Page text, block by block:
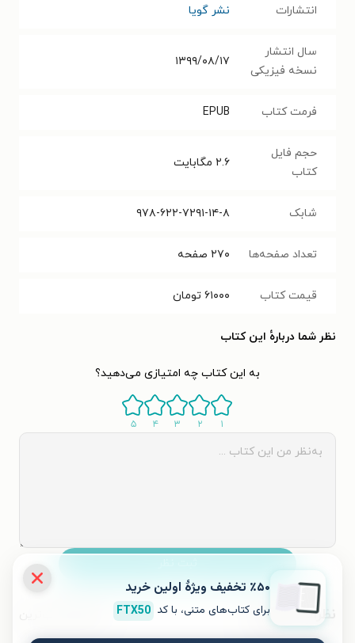
انتشارات نشر گویا
سال انتشار
نسخه فیزیکی
۱۳۹۹/۰۸/۱۷
فرمت کتاب EPUB
حجم فایل
کتاب
۲.۶ مگابایت
شابک ۹۷۸-۶۲۲-۷۲۹۱-۱۴-۸
تعداد صفحه‌ها ۲۷۰ صفحه
قیمت کتاب ۶۱۰۰۰ تومان
نظر شما دربارهٔ این کتاب
به این کتاب چه امتیازی می‌دهید؟
۱ ۲ ۳ ۴ ۵
نظرات کاربران
٪۵۰ تخفیف ویژۀ اولین خرید
برای کتاب‌های متنی، با کد FTX50